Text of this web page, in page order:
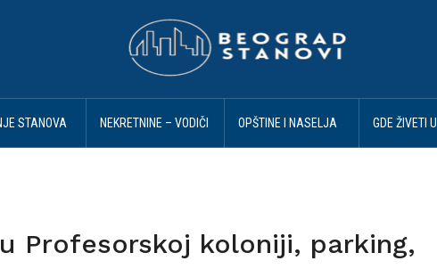
STANOVA NEKRETNINE – VODIČI OPŠTINE I NASELJA GDE ŽIVETI U
Profesorskoj koloniji, parking,